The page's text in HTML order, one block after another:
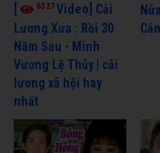
6327Video] Cải
Lương Xưa : Rồi 30
Năm Sau - Minh
Vương Lệ Thủy | cải
lương xã hội hay
nhất